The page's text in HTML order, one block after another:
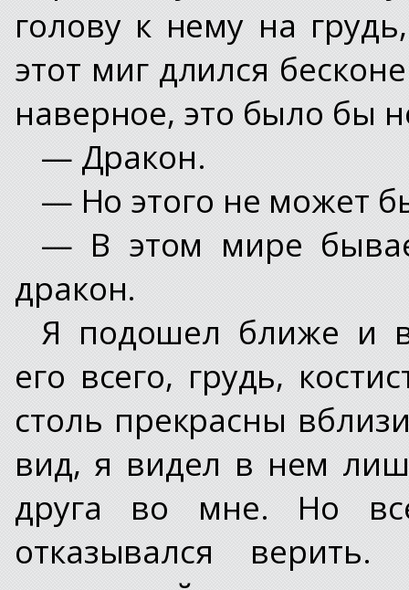
голову к нему на
этот миг длился
наверное, это было бы
— Дракон.
— Но этого не может
— В этом мире
дракон.
Я подошел ближе и
его всего, грудь,
столь прекрасны
вид, я видел в нем
друга во мне. Но
отказывался